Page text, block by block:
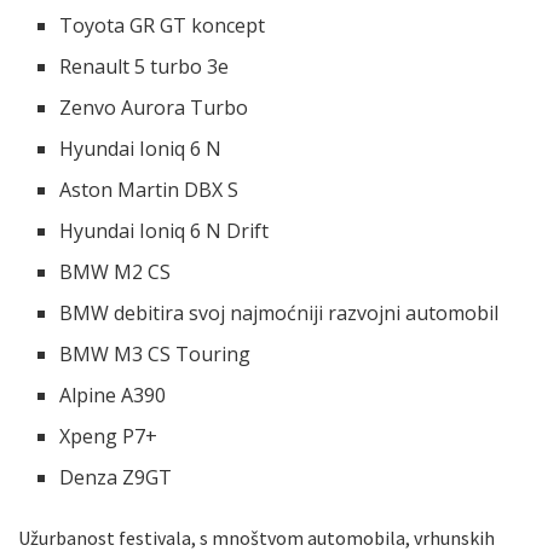
Toyota GR GT koncept
Renault 5 turbo 3e
Zenvo Aurora Turbo
Hyundai Ioniq 6 N
Aston Martin DBX S
Hyundai Ioniq 6 N Drift
BMW M2 CS
BMW debitira svoj najmoćniji razvojni automobil
BMW M3 CS Touring
Alpine A390
Xpeng P7+
Denza Z9GT
Užurbanost festivala, s mnoštvom automobila, vrhunskih